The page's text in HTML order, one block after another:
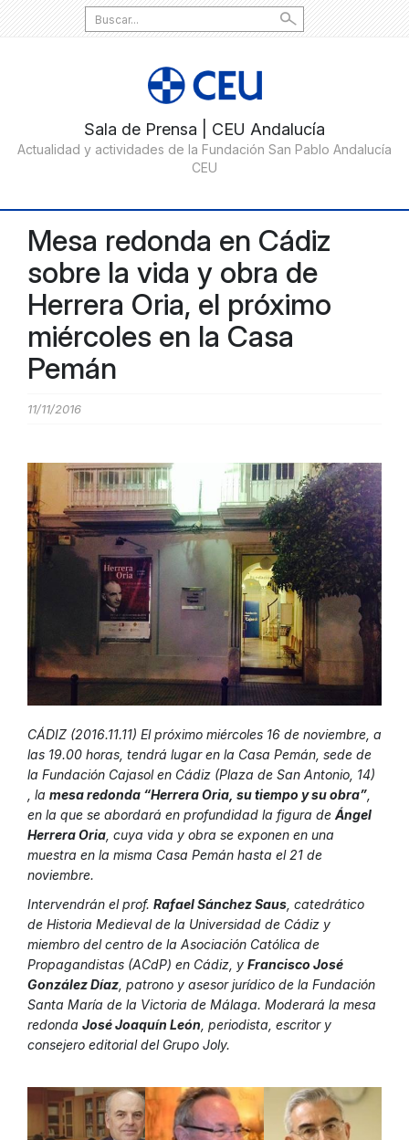
Search
for:
Mesa redonda en Cádiz
sobre la vida y obra de
Herrera Oria, el próximo
miércoles en la Casa
Pemán
11/11/2016
CÁDIZ (2016.11.11) El próximo miércoles 16 de noviembre, a
las 19.00 horas, tendrá lugar en la Casa Pemán, sede de
la Fundación Cajasol en Cádiz (Plaza de San Antonio, 14)
, la mesa redonda “Herrera Oria, su tiempo y su obra”
en la que se abordará en profundidad la figura de Ángel
Herrera Oria , cuya vida y obra se exponen en una
muestra en la misma Casa Pemán hasta el 21 de
noviembre.
Intervendrán el prof. Rafael Sánchez Saus , catedrático
de Historia Medieval de la Universidad de Cádiz y
miembro del centro de la Asociación Católica de
Propagandistas (ACdP) en Cádiz, y Francisco José
González Díaz , patrono y asesor jurídico de la Fundación
Santa María de la Victoria de Málaga. Moderará la mesa
redonda José Joaquín León , periodista, escritor y
consejero editorial del Grupo Joly.